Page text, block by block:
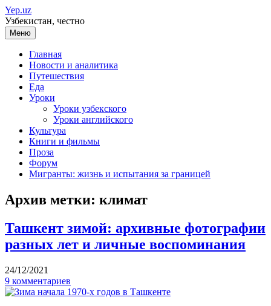
Перейти
к
содержимому
Yep.uz
Узбекистан, честно
Меню
Главная
Новости и аналитика
Путешествия
Еда
Уроки
Уроки узбекского
Уроки английского
Культура
Книги и фильмы
Проза
Форум
Мигранты: жизнь и испытания за границей
Архив метки: климат
Ташкент зимой: архивные фотографии
разных лет и личные воспоминания
24/12/2021
9 комментариев